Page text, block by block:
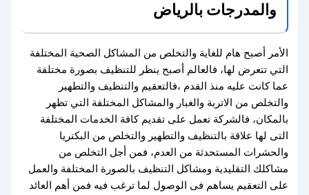
والمدرجات بالرياض
الأمر أصبح هام للغاية والتخلص من المشاكل الصحية المختلفة
التي تتعرض لها، فالعالم أصبح ينظر للتنظيف بصورة مختلفة
عما كانت عليه منذ القدم ،فالتعقيم والتنظيف والتطهير
والتخلص من الاتربة والغبار والمشاكل المختلفة التي تظهر
بالمكان، فالشركة تعمل على تقديم كافة الخدمات المختلفة
التى لها علاقة بالتنظيف والتطهير والتخلص من البكتريا
والحشرات المستحدثة من العدم، فمن أجل التخلص من
مشاكلك التقليدية ومشاكل التنظيف بالصورة المختلفة والعمل
على التعقيم يساهم فى الوصول لما ترغب فيه فمن أهم العائد